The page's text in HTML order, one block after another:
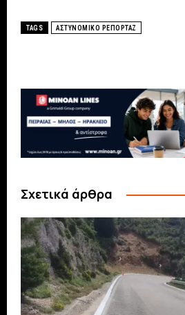
TAGS ΑΣΤΥΝΟΜΙΚΟ ΡΕΠΟΡΤΑΖ
Σχετικά άρθρα